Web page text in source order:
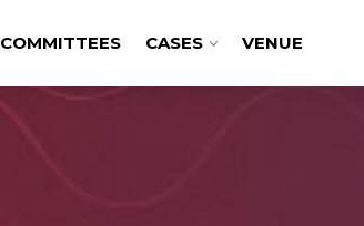
COMMITTEES CASES VENUE